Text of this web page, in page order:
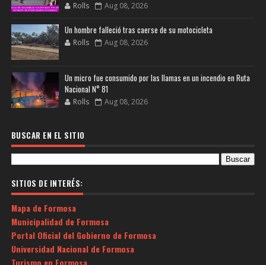
Rolls Aug 08, 2026
Un hombre falleció tras caerse de su motocicleta
Rolls Aug 08, 2026
Un micro fue consumido por las llamas en un incendio en Ruta
Nacional N° 81
Rolls Aug 08, 2026
BUSCAR EN EL SITIO
SITIOS DE INTERÉS:
Mapa de Formosa
Municipalidad de Formosa
Portal Oficial del Gobierno de Formosa
Universidad Nacional de Formosa
Turismo en Formosa